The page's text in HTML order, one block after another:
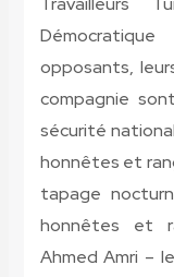
opposants,
compagnie
sécurité
honnêtes et
tapage
honnêtes et
Ahmed Amri –